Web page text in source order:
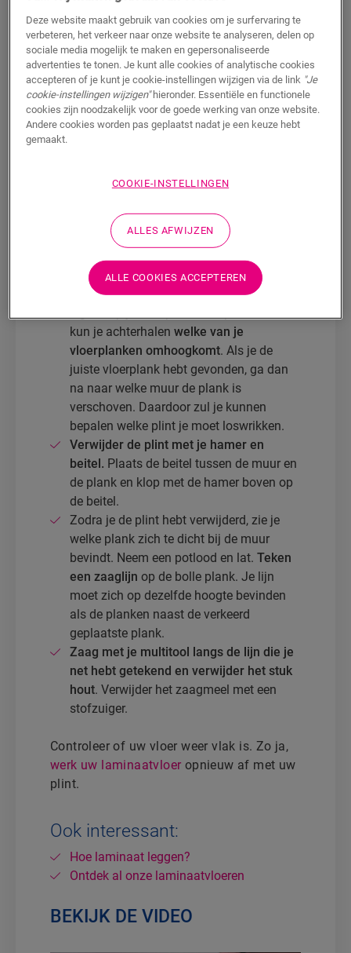
dat de planken uitzetten of krimpen. Dit kan
gebeuren wanneer de planken te dicht bij de
muur liggen en kan leiden tot lelijke kieren of
zelfs opstaande planken. Gelukkig kunt u dit
probleem in een paar eenvoudige stappen
oplossen.
vastzetten in enkele eenvoudige stappen.
een hamer en een multitool. Enkele
overtollige laminaatplanken kunnen ook van
pas komen.
Neem de extra plank of een rechte lat en
kun je achterhalen welke van je
vloerplanken omhoogkomt. Als je de
juiste vloerplank hebt gevonden, ga dan
na naar welke muur de plank is
verschoven. Daardoor zul je kunnen
bepalen welke plint je moet loswrikken.
Verwijder de plint met je hamer en
beitel. Plaats de beitel tussen de muur en
de plank en klop met de hamer boven op
de beitel.
Zodra je de plint hebt verwijderd, zie je
welke plank zich te dicht bij de muur
bevindt. Neem een potlood en lat. Teken
een zaaglijn op de bolle plank. Je lijn
moet zich op dezelfde hoogte bevinden
als de planken naast de verkeerd
geplaatste plank.
Zaag met je multitool langs de lijn die je
net hebt getekend en verwijder het stuk
hout. Verwijder het zaagmeel met een
stofzuiger.
Controleer of uw vloer weer vlak is. Zo ja,
werk uw laminaatvloer opnieuw af met uw
plint.
Ook interessant:
Hoe laminaat leggen?
Ontdek al onze laminaatvloeren
BEKIJK DE VIDEO
Deze website maakt gebruik van cookies om je surfervaring te
verbeteren, het verkeer naar onze website te analyseren, delen op
sociale media mogelijk te maken en gepersonaliseerde
advertenties te tonen. Je kunt alle cookies of analytische cookies
accepteren of je kunt je cookie-instellingen wijzigen via de link "Je
cookie-instellingen wijzigen"hieronder. Essentiële en functionele
cookies zijn noodzakelijk voor de goede werking van onze website.
Andere cookies worden pas geplaatst nadat je een keuze hebt
gemaakt.
COOKIE-INSTELLINGEN
ALLES AFWIJZEN
ALLE COOKIES ACCEPTEREN